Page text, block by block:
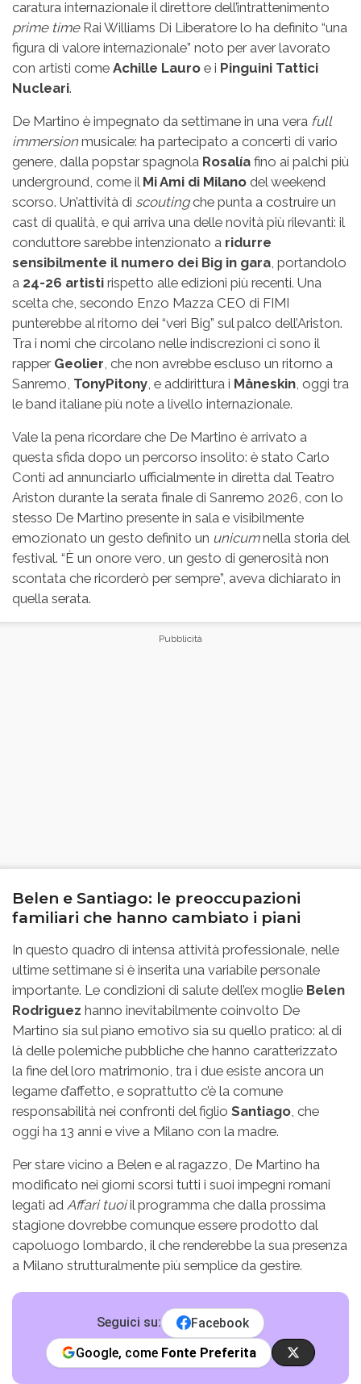
caratura internazionale il direttore dell’intrattenimento
prime timeRai Williams Di Liberatore lo ha definito “una
figura di valore internazionale” noto per aver lavorato
con artisti come Achille Lauro e i Pinguini Tattici
Nucleari.
De Martino è impegnato da settimane in una vera full
immersion musicale: ha partecipato a concerti di vario
genere, dalla popstar spagnola Rosalía fino ai palchi più
underground, come il Mi Ami di Milano del weekend
scorso. Un’attività di scoutingche punta a costruire un
cast di qualità, e qui arriva una delle novità più rilevanti: il
conduttore sarebbe intenzionato a ridurre
sensibilmente il numero dei Big in gara , portandolo
a 24-26 artisti rispetto alle edizioni più recenti. Una
scelta che, secondo Enzo Mazza CEO di FIMI
punterebbe al ritorno dei “veri Big” sul palco dell’Ariston.
Tra i nomi che circolano nelle indiscrezioni ci sono il
rapper Geolier , che non avrebbe escluso un ritorno a
Sanremo, TonyPitony , e addirittura i Måneskin , oggi tra
le band italiane più note a livello internazionale.
Vale la pena ricordare che De Martino è arrivato a
questa sfida dopo un percorso insolito: è stato Carlo
Conti ad annunciarlo ufficialmente in diretta dal Teatro
Ariston durante la serata finale di Sanremo 2026, con lo
stesso De Martino presente in sala e visibilmente
emozionato un gesto definito un unicumnella storia del
festival. “È un onore vero, un gesto di generosità non
scontata che ricorderò per sempre”, aveva dichiarato in
quella serata.
Belen e Santiago: le preoccupazioni
familiari che hanno cambiato i piani
In questo quadro di intensa attività professionale, nelle
ultime settimane si è inserita una variabile personale
importante. Le condizioni di salute dell’ex moglie Belen
Rodriguez hanno inevitabilmente coinvolto De
Martino sia sul piano emotivo sia su quello pratico: al di
là delle polemiche pubbliche che hanno caratterizzato
la fine del loro matrimonio, tra i due esiste ancora un
legame d’affetto, e soprattutto c’è la comune
responsabilità nei confronti del figlio Santiago , che
oggi ha 13 anni e vive a Milano con la madre.
Per stare vicino a Belen e al ragazzo, De Martino ha
modificato nei giorni scorsi tutti i suoi impegni romani
legati ad Affari tuoiil programma che dalla prossima
stagione dovrebbe comunque essere prodotto dal
capoluogo lombardo, il che renderebbe la sua presenza
a Milano strutturalmente più semplice da gestire.
Seguici su:
Facebook
Google, come Fonte Preferita